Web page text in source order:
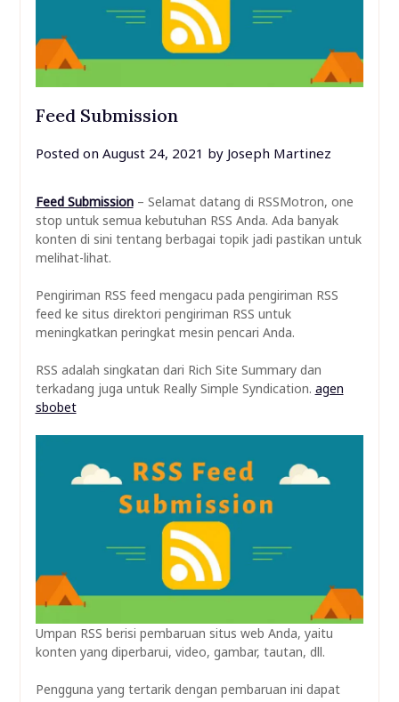
Feed Submission
Posted on August 24, 2021 by Joseph Martinez
Feed Submission– Selamat datang di RSSMotron, one
stop untuk semua kebutuhan RSS Anda. Ada banyak
konten di sini tentang berbagai topik jadi pastikan untuk
melihat-lihat.
Pengiriman RSS feed mengacu pada pengiriman RSS
feed ke situs direktori pengiriman RSS untuk
meningkatkan peringkat mesin pencari Anda.
RSS adalah singkatan dari Rich Site Summary dan
terkadang juga untuk Really Simple Syndication. agen
sbobet
Umpan RSS berisi pembaruan situs web Anda, yaitu
konten yang diperbarui, video, gambar, tautan, dll.
Pengguna yang tertarik dengan pembaruan ini dapat